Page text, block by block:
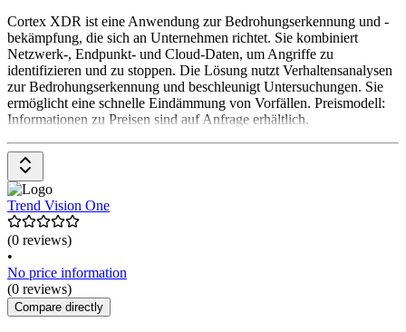
Cortex XDR ist eine Anwendung zur Bedrohungserkennung und -
bekämpfung, die sich an Unternehmen richtet. Sie kombiniert
Netzwerk-, Endpunkt- und Cloud-Daten, um Angriffe zu
identifizieren und zu stoppen. Die Lösung nutzt Verhaltensanalysen
zur Bedrohungserkennung und beschleunigt Untersuchungen. Sie
ermöglicht eine schnelle Eindämmung von Vorfällen. Preismodell:
Informationen zu Preisen sind auf Anfrage erhältlich.
Trend Vision One
(0 reviews)
•
No price information
(0 reviews)
Compare directly